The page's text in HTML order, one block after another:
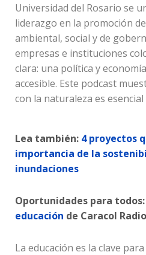
Universidad del Rosario se
liderazgo en la promoción
ambiental, social y de
empresas e instituciones
clara: una política y
accesible. Este podcast
con la naturaleza es
Lea también: 4 proyectos
importancia de la
inundaciones
Oportunidades para todos:
educación de Caracol Radio
La educación es la clave